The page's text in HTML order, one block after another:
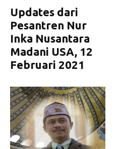
Updates dari
Pesantren Nur
Inka Nusantara
Madani USA, 12
Februari 2021